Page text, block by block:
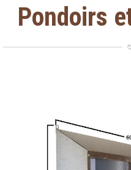
Produits
Pondoirs